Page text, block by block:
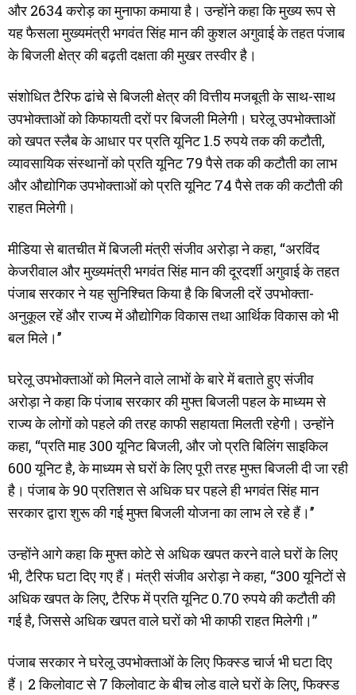
और 2634 करोड़ का मुनाफा कमाया है। उन्होंने कहा कि मुख्य रूप से
यह फैसला मुख्यमंत्री भगवंत सिंह मान की कुशल अगुवाई के तहत पंजाब
के बिजली क्षेत्र की बढ़ती दक्षता की मुखर तस्वीर है।
संशोधित टैरिफ ढांचे से बिजली क्षेत्र की वित्तीय मजबूती के साथ-साथ
उपभोक्ताओं को किफायती दरों पर बिजली मिलेगी। घरेलू उपभोक्ताओं
को खपत स्लैब के आधार पर प्रति यूनिट 1.5 रुपये तक की कटौती,
व्यावसायिक संस्थानों को प्रति यूनिट 79 पैसे तक की कटौती का लाभ
और औद्योगिक उपभोक्ताओं को प्रति यूनिट 74 पैसे तक की कटौती की
राहत मिलेगी।
मीडिया से बातचीत में बिजली मंत्री संजीव अरोड़ा ने कहा, ‘‘अरविंद
केजरीवाल और मुख्यमंत्री भगवंत सिंह मान की दूरदर्शी अगुवाई के तहत
पंजाब सरकार ने यह सुनिश्चित किया है कि बिजली दरें उपभोक्ता-
अनुकूल रहें और राज्य में औद्योगिक विकास तथा आर्थिक विकास को भी
बल मिले।’’
घरेलू उपभोक्ताओं को मिलने वाले लाभों के बारे में बताते हुए संजीव
अरोड़ा ने कहा कि पंजाब सरकार की मुफ्त बिजली पहल के माध्यम से
राज्य के लोगों को पहले की तरह काफी सहायता मिलती रहेगी। उन्होंने
कहा, ‘‘प्रति माह 300 यूनिट बिजली, और जो प्रति बिलिंग साइकिल
600 यूनिट है, के माध्यम से घरों के लिए पूरी तरह मुफ्त बिजली दी जा रही
है। पंजाब के 90 प्रतिशत से अधिक घर पहले ही भगवंत सिंह मान
सरकार द्वारा शुरू की गई मुफ्त बिजली योजना का लाभ ले रहे हैं।’’
उन्होंने आगे कहा कि मुफ्त कोटे से अधिक खपत करने वाले घरों के लिए
भी, टैरिफ घटा दिए गए हैं। मंत्री संजीव अरोड़ा ने कहा, “300 यूनिटों से
अधिक खपत के लिए, टैरिफ में प्रति यूनिट 0.70 रुपये की कटौती की
गई है, जिससे अधिक खपत वाले घरों को भी काफी राहत मिलेगी।”
पंजाब सरकार ने घरेलू उपभोक्ताओं के लिए फिक्स्ड चार्ज भी घटा दिए
हैं। 2 किलोवाट से 7 किलोवाट के बीच लोड वाले घरों के लिए, फिक्स्ड